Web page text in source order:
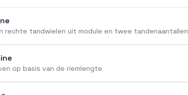
rechte tandwielen uit module en twee tandenaantallen
op basis van de riemlengte